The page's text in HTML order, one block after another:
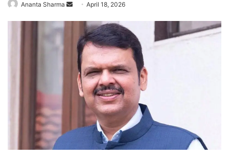
Ananta Sharma
l
April 18, 2026